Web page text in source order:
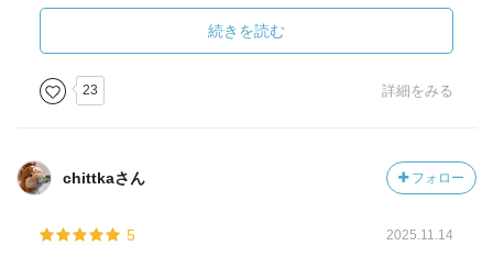
続きを読む
23 詳細をみる
chittkaさん フォロー
5 2025.11.14